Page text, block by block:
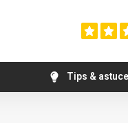
Tips &